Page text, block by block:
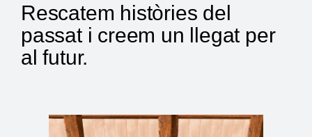
Rescatem històries del
passat i creem un llegat per
al futur.